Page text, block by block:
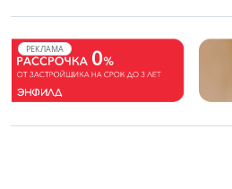
РЕКЛАМА